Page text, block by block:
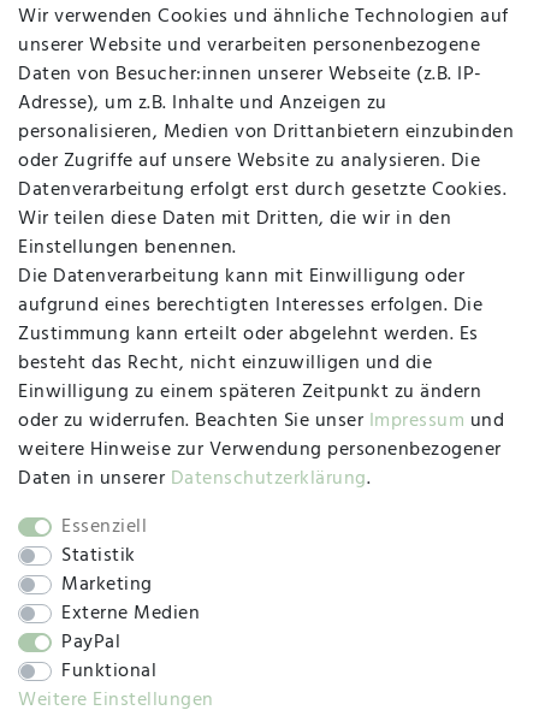
Widerruf
Vertrag widerrufen Kontakt
MAPALI VOR ORT
Herzogstraße 10
47533 Kleve
Montag, Dienstag, Donnerstag, Freitag
09:00 Uhr bis 13:00 Uhr
Mittwoch
09:00 Uhr bis 12:00 Uhr
SOCIAL
Wir verwenden Cookies und ähnliche Technologien auf
unserer Website und verarbeiten personenbezogene
Daten von Besucher:innen unserer Webseite (z.B. IP-
Adresse), um z.B. Inhalte und Anzeigen zu
personalisieren, Medien von Drittanbietern einzubinden
oder Zugriffe auf unsere Website zu analysieren. Die
Datenverarbeitung erfolgt erst durch gesetzte Cookies.
Wir teilen diese Daten mit Dritten, die wir in den
Einstellungen benennen.
Die Datenverarbeitung kann mit Einwilligung oder
aufgrund eines berechtigten Interesses erfolgen. Die
Zustimmung kann erteilt oder abgelehnt werden. Es
besteht das Recht, nicht einzuwilligen und die
Einwilligung zu einem späteren Zeitpunkt zu ändern
oder zu widerrufen. Beachten Sie unser Impressum und
weitere Hinweise zur Verwendung personenbezogener
Daten in unserer Daten­schutz­erklärung.
Essenziell
Statistik
Marketing
Externe Medien
PayPal
Funktional
Weitere Einstellungen